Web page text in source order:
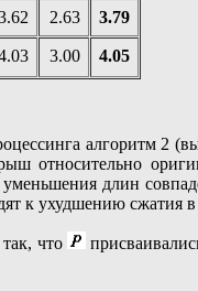
2.63 3.79
3.00 4.05
алгоритм 2
относительно
уменьшения длин
к ухудшению сжатия
что